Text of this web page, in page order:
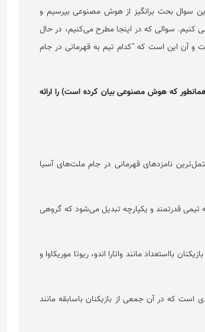
سوال بحث برانگیز از هوش مصنوعی بپرسیم و
کنیم. سوالی که در اینجا مطرح می‌کنیم، در حال
و آن این است که "کدام تیم به قهرمانی در جام
که هوش مصنوعی بیان کرده است) را ارائه
نامزد‌های قهرمانی در جام ملت‌های آسیا
تیمی قدرتمند و یکپارچه تبدیل می‌شود که گروهی
بااستعداد مانند واتارا اندو، ریوتا موریکاوا و
است که در آن جمعی از بازیکنان باسابقه مانند